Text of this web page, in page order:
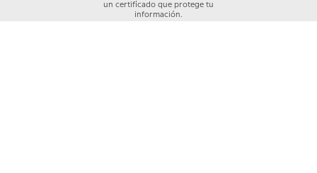
un certificado que protege tu
información.